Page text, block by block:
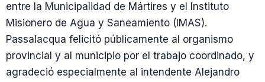
entre la Municipalidad de Mártires y el Instituto
Misionero de Agua y Saneamiento (IMAS).
Passalacqua felicitó públicamente al organismo
provincial y al municipio por el trabajo coordinado, y
agradeció especialmente al intendente Alejandro